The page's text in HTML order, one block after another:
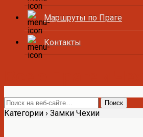
Маршруты по Праге
Контакты
Категории › Замки Чехии